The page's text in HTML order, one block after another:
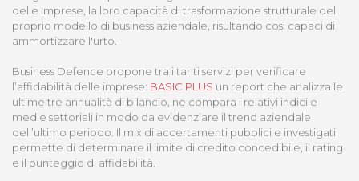
delle Imprese, la loro capacità di trasformazione strutturale del
proprio modello di business aziendale, risultando così capaci di
ammortizzare l'urto.
Business Defence propone tra i tanti servizi per verificare
l’affidabilità delle imprese: BASIC PLUS un report che analizza le
ultime tre annualità di bilancio, ne compara i relativi indici e
medie settoriali in modo da evidenziare il trend aziendale
dell’ultimo periodo. Il mix di accertamenti pubblici e investigati
permette di determinare il limite di credito concedibile, il rating
e il punteggio di affidabilità.